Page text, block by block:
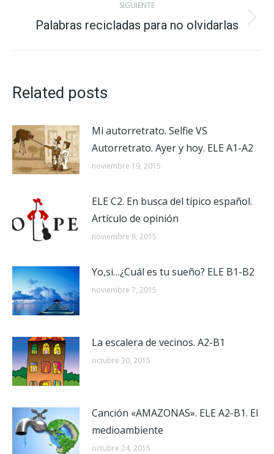
publicaciones
SIGUIENTE
Publicación
Palabras recicladas para no olvidarlas
Related posts
Mi autorretrato. Selfie VS
Autorretrato. Ayer y hoy. ELE A1-A2
noviembre 19, 2015
ELE C2. En busca del típico español.
Artículo de opinión
noviembre 8, 2015
Yo,si…¿Cuál es tu sueño? ELE B1-B2
noviembre 7, 2015
La escalera de vecinos. A2-B1
octubre 30, 2015
Canción «AMAZONAS». ELE A2-B1. El
medioambiente
octubre 24, 2015